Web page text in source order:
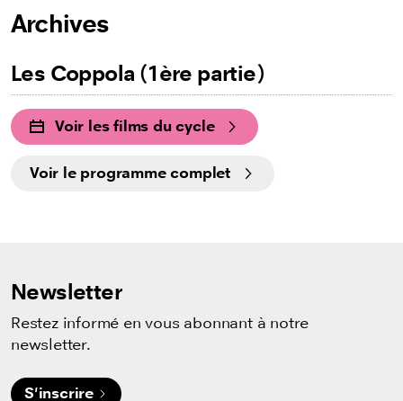
Archives
Les Coppola (1ère partie)
Voir les films du cycle
Voir le programme complet
Newsletter
Restez informé en vous abonnant à notre
newsletter.
S'inscrire